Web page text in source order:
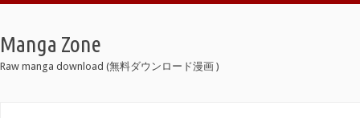
Manga Zone
Raw manga download (無料ダウンロード漫画 )